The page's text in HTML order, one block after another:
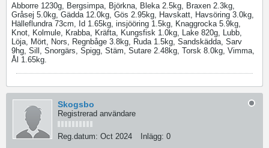
Abborre 1230g, Bergsimpa, Björkna, Bleka 2.5kg, Braxen 2.3kg,
Gråsej 5.0kg, Gädda 12.0kg, Gös 2.95kg, Havskatt, Havsöring 3.0kg,
Hälleflundra 73cm, Id 1.65kg, insjööring 1.5kg, Knaggrocka 5.9kg,
Knot, Kolmule, Krabba, Kräfta, Kungsfisk 1.0kg, Lake 820g, Lubb,
Löja, Mört, Nors, Regnbåge 3.8kg, Ruda 1.5kg, Sandskädda, Sarv
9hg, Sill, Snorgärs, Spigg, Stäm, Sutare 2.48kg, Torsk 8.0kg, Vimma,
Ål 1.65kg.
Skogsbo
Registrerad användare
Reg.datum: Oct 2024 Inlägg: 0